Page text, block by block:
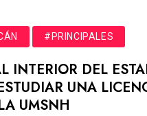
#PRINCIPALES
INTERIOR DEL
UNA
UMSNH